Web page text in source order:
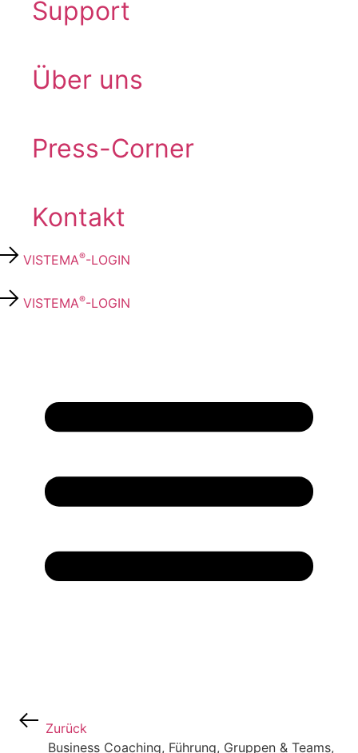
Support
Über uns
Press-Corner
Kontakt
VISTEMA®-LOGIN
VISTEMA®-LOGIN
Zurück
Business Coaching, Führung, Gruppen & Teams,